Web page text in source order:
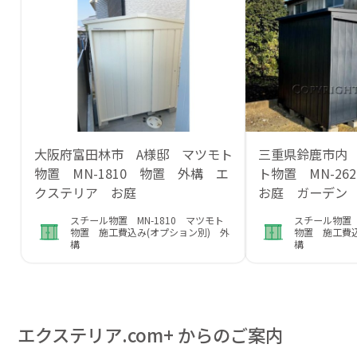
大阪府富田林市 A様邸 マツモト
物置 MN-1810 物置 外構 エ
クステリア お庭
スチール物置 MN-1810 マツモト
物置 施工費込み(オプション別) 外
構
三重県鈴鹿市
ト物置 MN-
お庭 ガーデン
スチール物
物置 施工費
構
エクステリア.com+ からのご案内